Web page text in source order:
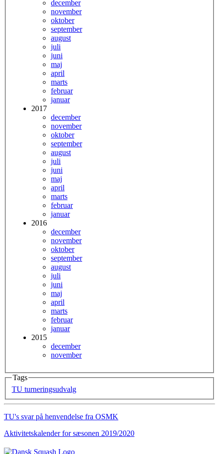
december
november
oktober
september
august
juli
juni
maj
april
marts
februar
januar
2017
december
november
oktober
september
august
juli
juni
maj
april
marts
februar
januar
2016
december
november
oktober
september
august
juli
juni
maj
april
marts
februar
januar
2015
december
november
Tags
TU turneringsudvalg
TU's svar på henvendelse fra OSMK
Aktivitetskalender for sæsonen 2019/2020